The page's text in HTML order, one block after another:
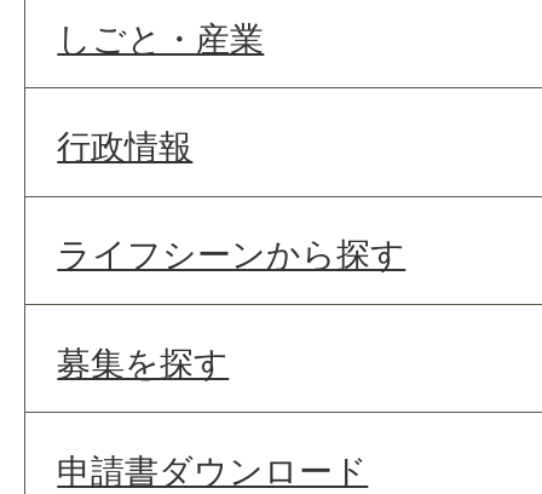
しごと・産業
行政情報
ライフシーンから探す
募集を探す
申請書ダウンロード